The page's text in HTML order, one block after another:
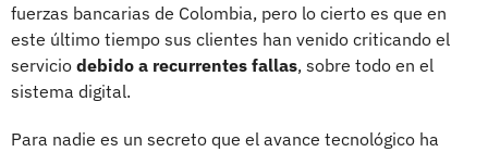
fuerzas bancarias de Colombia, pero lo cierto es que en
este último tiempo sus clientes han venido criticando el
servicio debido a recurrentes fallas, sobre todo en el
sistema digital.
Para nadie es un secreto que el avance tecnológico ha